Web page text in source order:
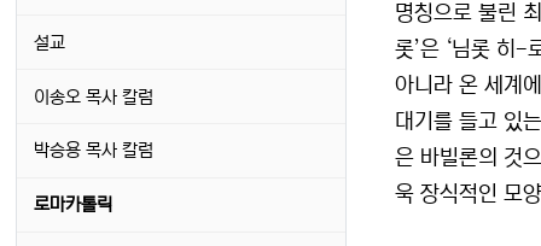
명칭으로 불린
롯’은 ‘님롯 히-
아니라 온 세계
대기를 들고 있
은 바빌론의 것
욱 장식적인 모
설교
이송오 목사 칼럼
박승용 목사 칼럼
로마카톨릭